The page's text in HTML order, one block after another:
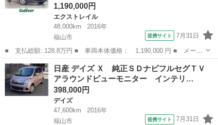
1,190,000円
エクストレイル
48,000km
2016年
福山市
提携サイト 7月31日
■ 支払総額: 128.8万円 ■ 車両本体価格： 1,190,000 円 ■ メーカ
ー名： 日産 ■ 車種名： エクストレイル ■ グレード名： ２０
Ｘ エマージェンシーブレーキパッケージ 禁煙 ４ＷＤ 純正７型
ナビ 前...
広島 福山市 エクストレイル
日産 デイズ Ｘ 純正ＳＤナビフルセグＴＶ
アラウンドビューモニター インテリ…
398,000円
デイズ
47,600km
2016年
福山市
提携サイト 7月31日